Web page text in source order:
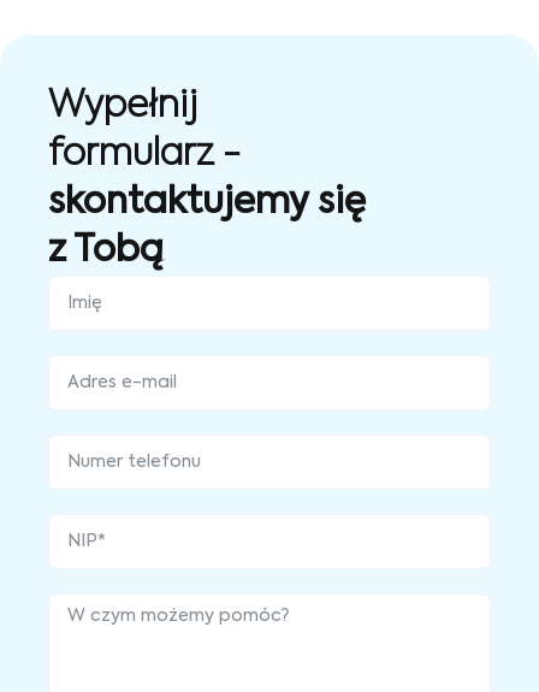
Wypełnij
formularz -
skontaktujemy się
z Tobą